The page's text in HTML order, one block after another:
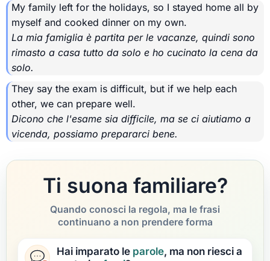
My family left for the holidays, so I stayed home all by
myself and cooked dinner on my own.
La mia famiglia è partita per le vacanze, quindi sono
rimasto a casa tutto da solo e ho cucinato la cena da
solo.
They say the exam is difficult, but if we help each
other, we can prepare well.
Dicono che l'esame sia difficile, ma se ci aiutiamo a
vicenda, possiamo prepararci bene.
Ti suona familiare?
Quando conosci la regola, ma le frasi
continuano a non prendere forma
Hai imparato le parole, ma non riesci a